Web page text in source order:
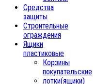
Средства
защиты
Строительные
ограждения
Ящики
пластиковые
Корзины
покупательские
лотки(ящики)